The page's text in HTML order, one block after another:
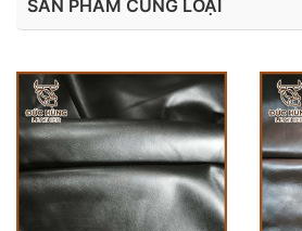
SẢN PHẨM CÙNG LOẠI